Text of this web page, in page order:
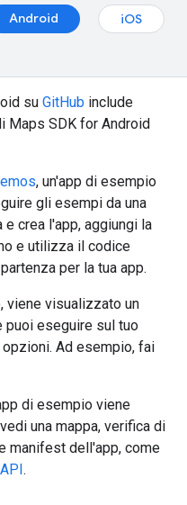
Android
iOS
su GitHub include
Maps SDK for Android
, un'app di esempio
gli esempi da una
crea l'app, aggiungi la
e utilizza il codice
per la tua app.
viene visualizzato un
eseguire sul tuo
Ad esempio, fai
di esempio viene
una mappa, verifica di
manifest dell'app, come
.